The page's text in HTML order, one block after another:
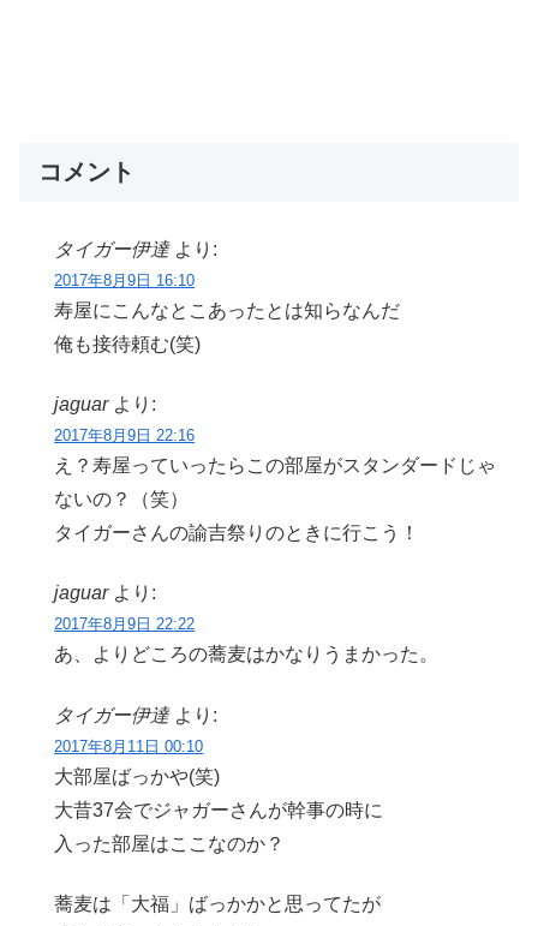
コメント
タイガー伊達 より:
2017年8月9日 16:10
寿屋にこんなとこあったとは知らなんだ
俺も接待頼む(笑)
jaguar より:
2017年8月9日 22:16
え？寿屋っていったらこの部屋がスタンダードじゃ
ないの？（笑）
タイガーさんの諭吉祭りのときに行こう！
jaguar より:
2017年8月9日 22:22
あ、よりどころの蕎麦はかなりうまかった。
タイガー伊達 より:
2017年8月11日 00:10
大部屋ばっかや(笑)
大昔37会でジャガーさんが幹事の時に
入った部屋はここなのか？
蕎麦は「大福」ばっかかと思ってたが